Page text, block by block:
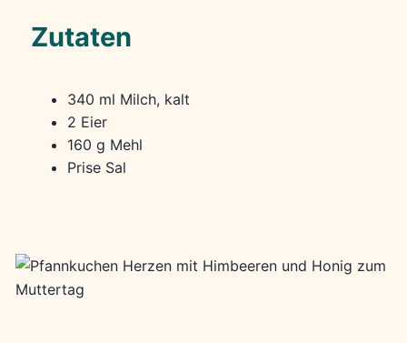
Zutaten
340 ml Milch, kalt
2 Eier
160 g Mehl
Prise Sal